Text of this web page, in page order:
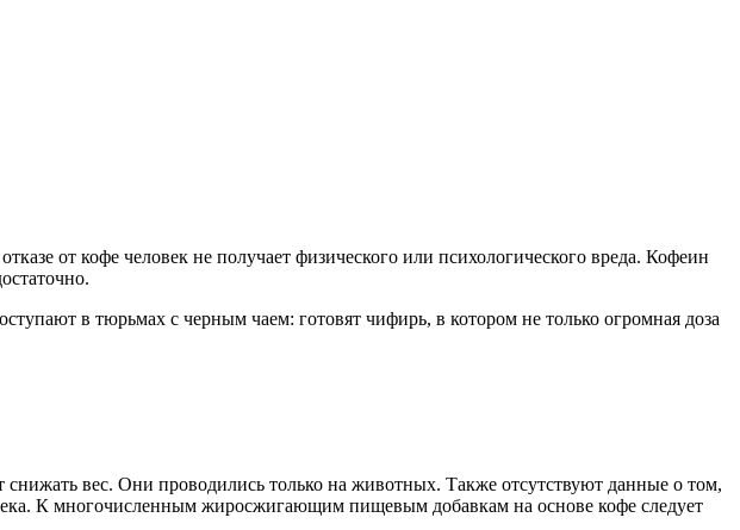
от кофе человек не получает физического или психологического вреда. Кофеин
в тюрьмах с черным чаем: готовят чифирь, в котором не только огромная доза
вес. Они проводились только на животных. Также отсутствуют данные о том,
К многочисленным жиросжигающим пищевым добавкам на основе кофе следует